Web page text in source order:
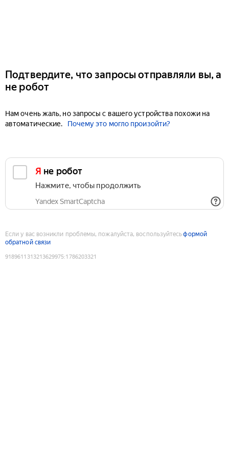
Подтвердите, что запросы отправляли вы, а
не робот
Нам очень жаль, но запросы с вашего устройства похожи на
автоматические.
Почему это могло произойти?
Я не робот
Нажмите, чтобы продолжить
Yandex SmartCaptcha
Если у вас возникли проблемы, пожалуйста, воспользуйтесьформой
обратной связи
9189611313213629975:1786203321